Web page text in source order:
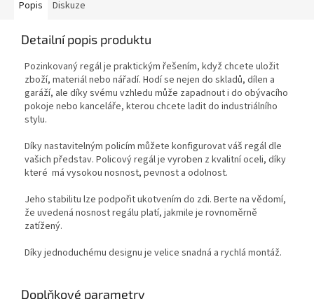
Popis Diskuze
Detailní popis produktu
Pozinkovaný regál je praktickým řešením, když chcete uložit
zboží, materiál nebo nářadí. Hodí se nejen do skladů, dílen a
garáží, ale díky svému vzhledu může zapadnout i do obývacího
pokoje nebo kanceláře, kterou chcete ladit do industriálního
stylu.
Díky nastavitelným policím můžete konfigurovat váš regál dle
vašich představ. Policový regál je vyroben z kvalitní oceli, díky
které má vysokou nosnost, pevnost a odolnost.
Jeho stabilitu lze podpořit ukotvením do zdi. Berte na vědomí,
že uvedená nosnost regálu platí, jakmile je rovnoměrně
zatížený.
Díky jednoduchému designu je velice snadná a rychlá montáž.
Doplňkové parametry